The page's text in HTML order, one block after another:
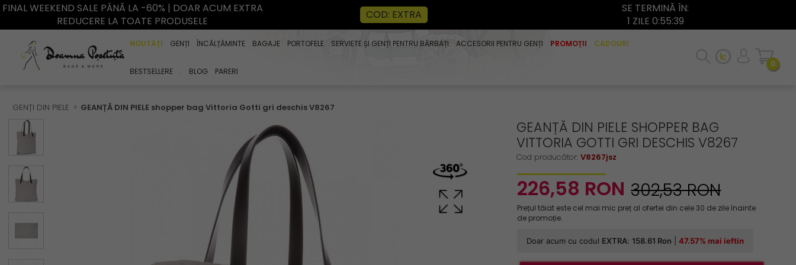
FINAL WEEKEND SALE PÂNĂ LA -60% | DOAR ACUM EXTRA
REDUCERE LA TOATE PRODUSELE
COD: EXTRA
SE TERMINĂ ÎN:
1 ZILE 0:55:38
NOUTĂȚI GENȚI ÎNCĂLȚĂMINTE BAGAJE PORTOFELE SERVIETE ȘI GENȚI PENTRU BĂRBAȚI ACCESORII PENTRU GENȚI PROMOȚII CADOURI
BESTSELLERE . BLOG PARERI
0
GENȚI DIN PIELE GEANȚĂ DIN PIELE shopper bag Vittoria Gotti gri deschis V8267
GEANȚĂ DIN PIELE SHOPPER BAG
VITTORIA GOTTI GRI DESCHIS V8267
Cod producător:V8267jsz
226,58 RON 302,53 RON